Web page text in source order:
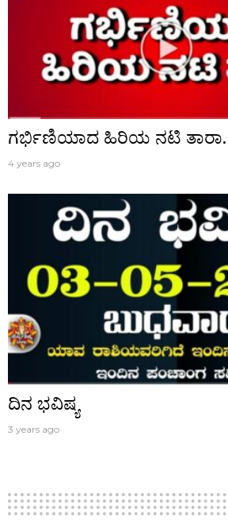
ಗರ್ಭಿಣಿಯಾದ ಹಿರಿಯ ನಟಿ ತಾರಾ.
4 years ago
ದಿನ ಭವಿಷ್ಯ
3 years ago